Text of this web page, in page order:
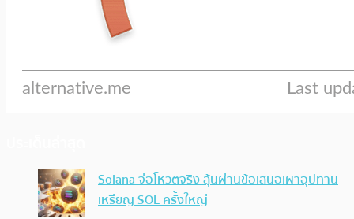
Solana จ่อโหวตจริง ลุ้นผ่านข้อเสนอเผาอุปทาน
เหรียญ SOL ครั้งใหญ่